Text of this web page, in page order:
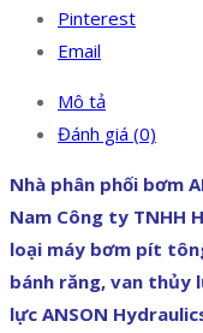
Pinterest
Email
Mô tả
Đánh giá (0)
Nhà phân phối bơm
Nam Công ty TNHH
loại máy bơm pít
bánh răng, van thủy
lực ANSON